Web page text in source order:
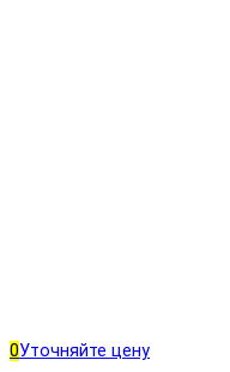
0Уточняйте цену